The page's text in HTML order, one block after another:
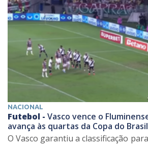
NACIONAL
Futebol - Vasco vence o
avança às quartas da Copa do Brasil
O Vasco garantiu a classificação